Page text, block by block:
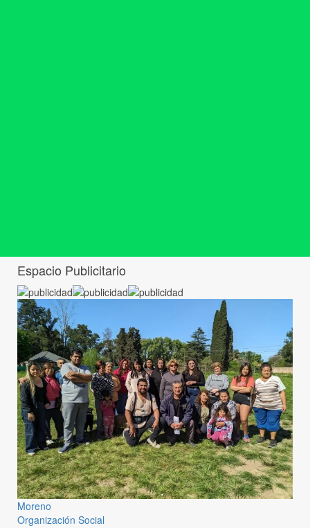
Espacio Publicitario
Moreno
Organización Social